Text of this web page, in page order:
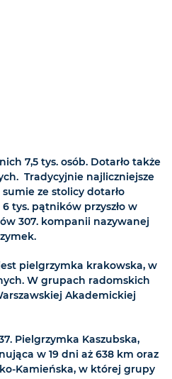
7,5 tys. osób. Dotarło także
Tradycyjnie najliczniejsze
ze stolicy dotarło
tys. pątników przyszło w
307. kompanii nazywanej
pielgrzymka krakowska, w
W grupach radomskich
Akademickiej
Pielgrzymka Kaszubska,
w 19 dni aż 638 km oraz
Kamieńska, w której grupy